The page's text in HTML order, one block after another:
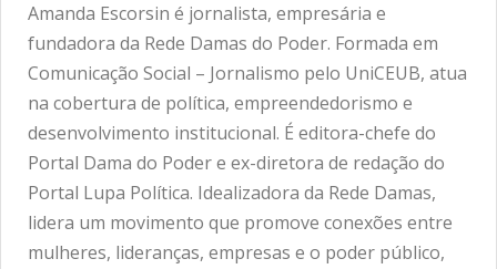
Amanda Escorsin é jornalista, empresária e
fundadora da Rede Damas do Poder. Formada em
Comunicação Social – Jornalismo pelo UniCEUB, atua
na cobertura de política, empreendedorismo e
desenvolvimento institucional. É editora-chefe do
Portal Dama do Poder e ex-diretora de redação do
Portal Lupa Política. Idealizadora da Rede Damas,
lidera um movimento que promove conexões entre
mulheres, lideranças, empresas e o poder público,